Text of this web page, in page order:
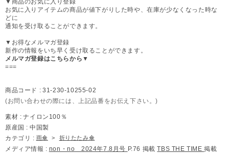
お気に入りアイテムの商品が値下がりした時や、在庫が少なくなった時な
どに
通知を受け取ることができます。
▼お得なメルマガ登録
新作の情報をいち早く受け取ることができます。
メルマガ登録はこちらから▼
===
商品コード : 31-230-10255-02
(お問い合わせの際には、上記品番をお伝え下さい。)
素材 : ナイロン100％
原産国 : 中国製
カテゴリ : 雨傘 > 折りたたみ傘
メディア情報 : non・no 2024年7.8月号 P.76 掲載TBS THE TIME掲載